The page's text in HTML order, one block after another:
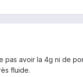
avoir la 4g ni de
fluide.